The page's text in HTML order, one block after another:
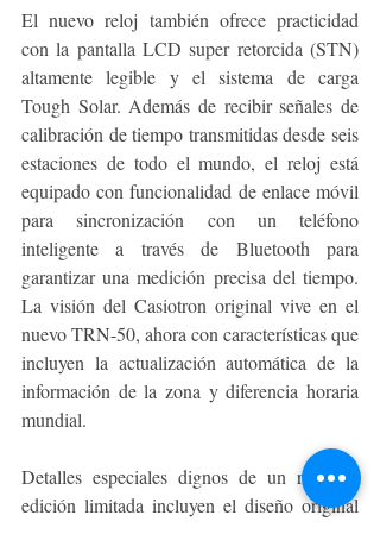
El nuevo reloj también ofrece practicidad
con la pantalla LCD super retorcida (STN)
altamente legible y el sistema de carga
Tough Solar. Además de recibir señales de
calibración de tiempo transmitidas desde seis
estaciones de todo el mundo, el reloj está
equipado con funcionalidad de enlace móvil
para sincronización con un teléfono
inteligente a través de Bluetooth para
garantizar una medición precisa del tiempo.
La visión del Casiotron original vive en el
nuevo TRN-50, ahora con características que
incluyen la actualización automática de la
información de la zona y diferencia horaria
mundial.
Detalles especiales dignos de un reloj de
edición limitada incluyen el diseño original